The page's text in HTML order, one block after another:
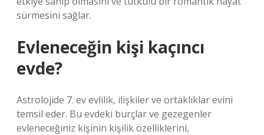
sürmesini sağlar.
Evleneceğin kişi kaçıncı
evde?
Astrolojide 7. ev evlilik, ilişkiler ve ortaklıklar evini
temsil eder. Bu evdeki burçlar ve gezegenler
evleneceğiniz kişinin kişilik özelliklerini,